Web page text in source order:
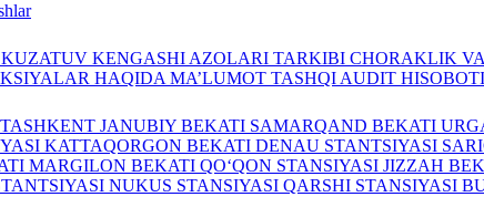
KUZATUV KENGASHI AZOLARI TARKIBI CHORAKLIK
HAQIDA MA’LUMOT TASHQI AUDIT HISOBOTI
TASHKENT JANUBIY BEKATI SAMARQAND BEKATI
KATTAQORGON BEKATI DENAU STANTSIYASI
MARGILON BEKATI QO‘QON STANSIYASI JIZZAH
NUKUS STANSIYASI QARSHI STANSIYASI